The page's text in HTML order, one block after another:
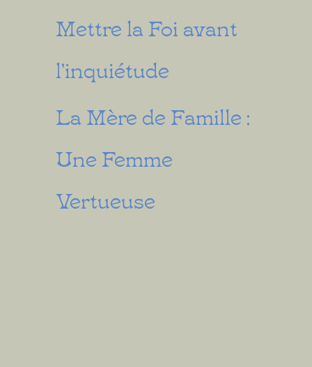
Mettre la Foi avant
l’inquiétude
La Mère de Famille :
Une Femme
Vertueuse